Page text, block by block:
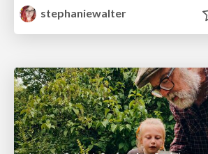
stephaniewalter